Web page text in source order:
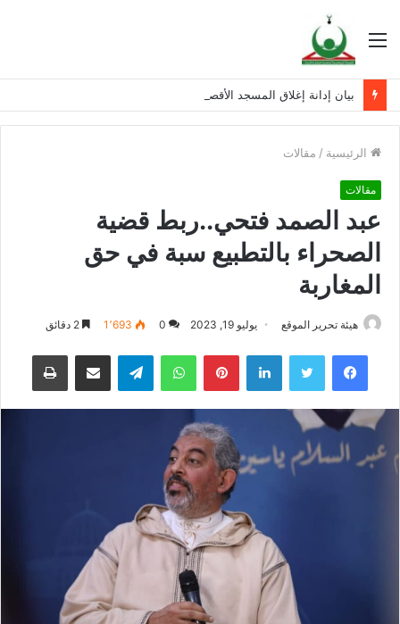
القائمة
بيان إدانة إغلاق المسجد الأقصى المبارك
الرئيسية / مقالات
مقالات
عبد الصمد فتحي..ربط قضية
الصحراء بالتطبيع سبة في حق
المغاربة
هيئة تحرير الموقع يوليو 19, 2023 0 1٬693
فيسبوك تويتر لينكدإن بينتيريستواتساب تيلقرام مشاركة عبر البريد طباعة